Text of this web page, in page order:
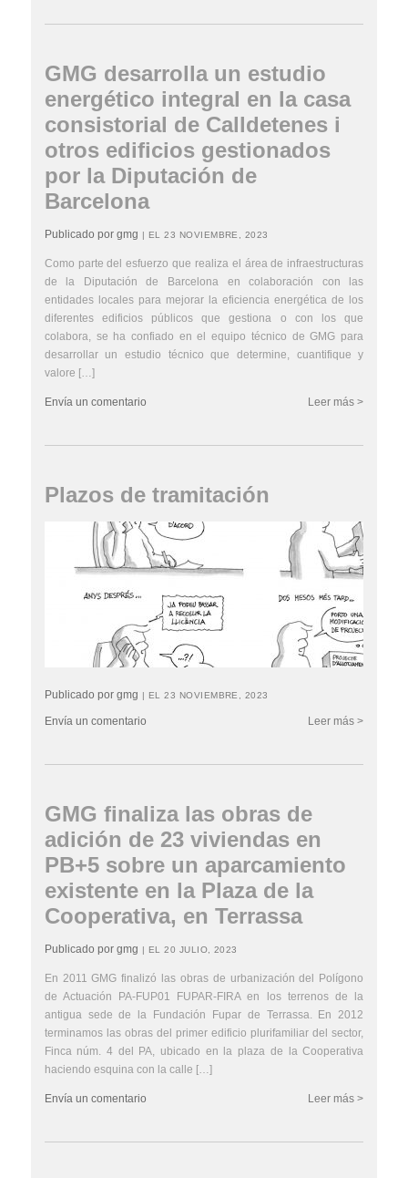
GMG desarrolla un estudio
energético integral en la casa
consistorial de Calldetenes i
otros edificios gestionados
por la Diputación de
Barcelona
Publicado por gmg | EL 23 NOVIEMBRE, 2023
Como parte del esfuerzo que realiza el área de infraestructuras
de la Diputación de Barcelona en colaboración con las
entidades locales para mejorar la eficiencia energética de los
diferentes edificios públicos que gestiona o con los que
colabora, se ha confiado en el equipo técnico de GMG para
desarrollar un estudio técnico que determine, cuantifique y
valore […]
Leer más >
Envía un comentario
Plazos de tramitación
Publicado por gmg | EL 23 NOVIEMBRE, 2023
Leer más >
Envía un comentario
GMG finaliza las obras de
adición de 23 viviendas en
PB+5 sobre un aparcamiento
existente en la Plaza de la
Cooperativa, en Terrassa
Publicado por gmg | EL 20 JULIO, 2023
En 2011 GMG finalizó las obras de urbanización del Polígono
de Actuación PA-FUP01 FUPAR-FIRA en los terrenos de la
antigua sede de la Fundación Fupar de Terrassa. En 2012
terminamos las obras del primer edificio plurifamiliar del sector,
Finca núm. 4 del PA, ubicado en la plaza de la Cooperativa
haciendo esquina con la calle […]
Leer más >
Envía un comentario